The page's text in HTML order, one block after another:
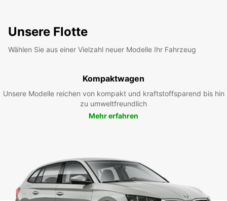
Unsere Flotte
Wählen Sie aus einer Vielzahl neuer Modelle Ihr Fahrzeug
Kompaktwagen
Unsere Modelle reichen von kompakt und kraftstoffsparend bis hin
zu umweltfreundlich
Mehr erfahren